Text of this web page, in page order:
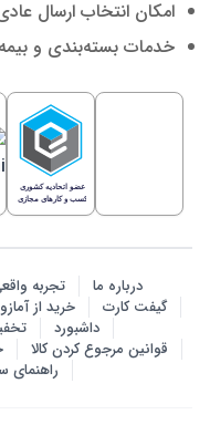
امکان انتخاب ارسال
خدمات بسته‌بندی و
درباره ما تجربه
گیفت کارت
خرید از
داشبورد
قوانین مرجوع کردن کالا
راهنمای